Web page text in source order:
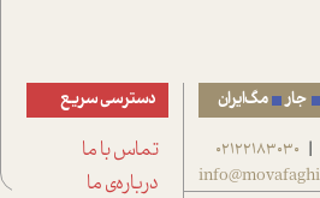
جار مگ‌ایران
|
02122183030
دسترسی سریع
تماس با ما
درباره‌ی ما